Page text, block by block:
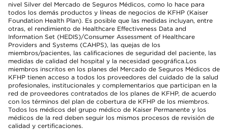
nivel Silver del Mercado de Seguros Médicos, como lo hace para
todos los demás productos y líneas de negocios de KFHP (Kaiser
Foundation Health Plan). Es posible que las medidas incluyan, entre
otras, el rendimiento de Healthcare Effectiveness Data and
Information Set (HEDIS)/Consumer Assessment of Healthcare
Providers and Systems (CAHPS), las quejas de los
miembros/pacientes, las calificaciones de seguridad del paciente, las
medidas de calidad del hospital y la necesidad geográfica.Los
miembros inscritos en los planes del Mercado de Seguros Médicos de
KFHP tienen acceso a todos los proveedores del cuidado de la salud
profesionales, institucionales y complementarios que participan en la
red de proveedores contratados de los planes de KFHP, de acuerdo
con los términos del plan de cobertura de KFHP de los miembros.
Todos los médicos del grupo médico de Kaiser Permanente y los
médicos de la red deben seguir los mismos procesos de revisión de
calidad y certificaciones.